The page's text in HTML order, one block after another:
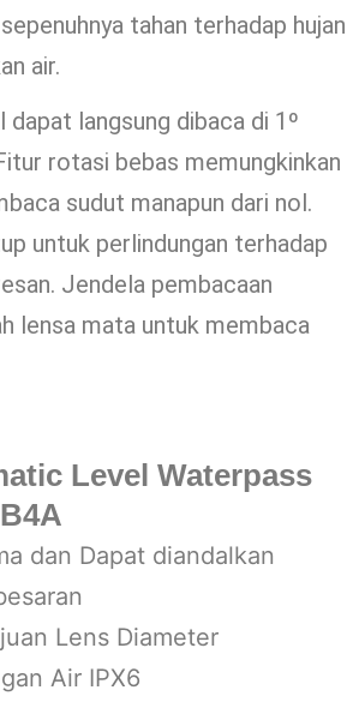
tahan terhadap hujan
air.
langsung dibaca di 1º
rotasi bebas memungkinkan
sudut manapun dari nol.
untuk perlindungan terhadap
Jendela pembacaan
lensa mata untuk membaca
Level Waterpass
dan Dapat diandalkan
Lens Diameter
Air IPX6